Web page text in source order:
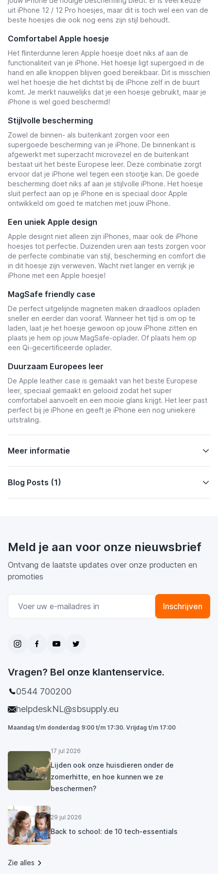
uit iPhone 12 / 12 Pro hoesjes, maar dit is toch wel een van de
beste hoesjes die ook nog eens zijn stijl behoudt.
Comfortabel Apple hoesje
Het flinterdunne leren Apple hoesje doet niks af aan de
functionaliteit van je iPhone. Het hoesje ligt supergoed in de
hand en alle knoppen blijven goed bereikbaar. Dit is misschien
wel het hoesje die het dichtst bij de iPhone zelf in de buurt
komt. Je merkt nauwelijks dat je een hoesje gebruikt, maar je
iPhone is wel goed beschermd!
Stijlvolle bescherming
Zowel de binnen- als buitenkant zorgen voor een
supergoede bescherming van je iPhone. De binnenkant is
afgewerkt met superzacht microvezel en de buitenkant
bestaat uit het beste Europese leer. Deze combinatie zorgt
ervoor dat je iPhone wel tegen een stootje kan. De goede
bescherming doet niks af aan je stijlvolle iPhone. Het hoesje
sluit perfect aan op je iPhone en is speciaal door Apple
ontwikkeld om goed te matchen met jouw iPhone.
Een uniek Apple design
Apple designt niet alleen zijn iPhones, maar ook de iPhone
hoesjes tot perfectie. Duizenden uren aan tests zorgen voor
de perfecte combinatie van stijl, bescherming en comfort die
in dit hoesje zijn verweven. Wacht niet langer en verrijk je
iPhone met een Apple hoesje!
MagSafe friendly case
De perfect uitgelijnde magneten maken draadloos opladen
sneller en eerder dan vooraf. Wanneer het tijd is om op te
laden, laat je het hoesje gewoon op jouw iPhone zitten en
plaats je hem op jouw MagSafe-oplader. Of plaats hem op
een Qi-gecertificeerde oplader.
Duurzaam Europees leer
De Apple leather case is gemaakt van het beste Europese
leer, speciaal gemaakt en gelooid zodat het super
comfortabel aanvoelt en een mooie glans krijgt. Het leer past
perfect bij je iPhone en geeft je iPhone een nog uniekere
uitstraling.
Meer informatie
Blog Posts (1)
Meld je aan voor onze nieuwsbrief
Ontvang de laatste updates over onze producten en
promoties
Inschrijven
Vragen? Bel onze klantenservice.
0544 700200
helpdeskNL@sbsupply.eu
Maandag t/m donderdag 9:00 t/m 17:30. Vrijdag t/m 17:00
17 jul 2026
Lijden ook onze huisdieren onder de
zomerhitte, en hoe kunnen we ze
beschermen?
29 jul 2026
Back to school: de 10 tech-essentials
Zie alles